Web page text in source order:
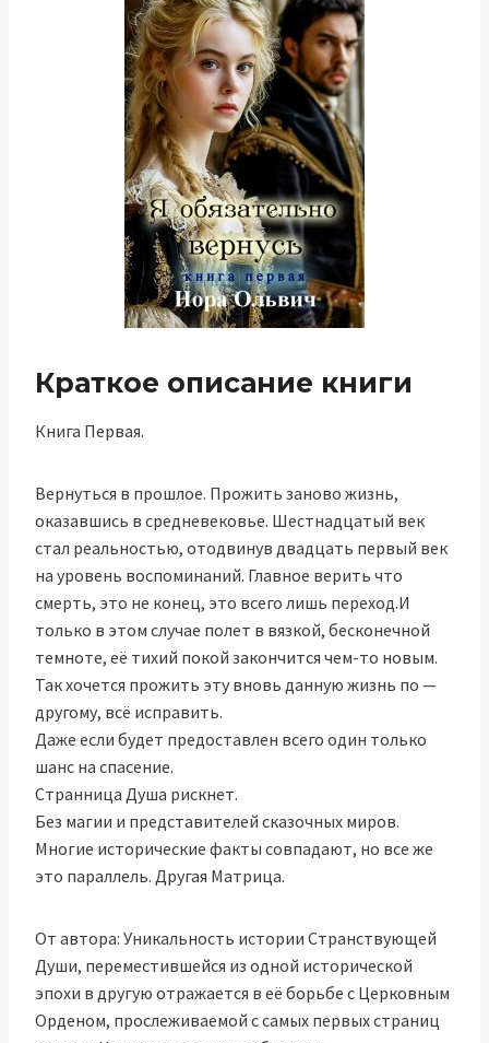
Краткое описание книги
Книга Первая.
Вернуться в прошлое. Прожить заново жизнь,
оказавшись в средневековье. Шестнадцатый век
стал реальностью, отодвинув двадцать первый век
на уровень воспоминаний. Главное верить что
смерть, это не конец, это всего лишь переход.И
только в этом случае полет в вязкой, бесконечной
темноте, её тихий покой закончится чем-то новым.
Так хочется прожить эту вновь данную жизнь по —
другому, всё исправить.
Даже если будет предоставлен всего один только
шанс на спасение.
Странница Душа рискнет.
Без магии и представителей сказочных миров.
Многие исторические факты совпадают, но все же
это параллель. Другая Матрица.
От автора: Уникальность истории Странствующей
Души, переместившейся из одной исторической
эпохи в другую отражается в её борьбе с Церковным
Орденом, прослеживаемой с самых первых страниц